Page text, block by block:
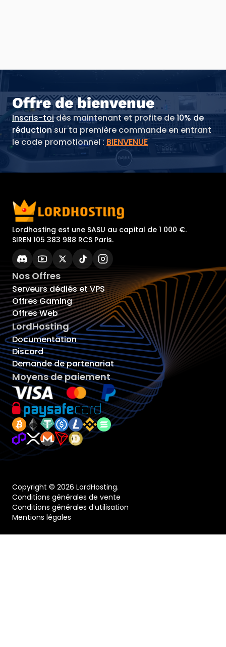
Offre de bienvenue
Inscris-toidès maintenant et profite de10% de
réductionsur ta première commande en entrant
le code promotionnel :BIENVENUE
Nos Offres
Serveurs dédiés et VPS
Offres Gaming
Offres Web
LordHosting
Documentation
Discord
Demande de partenariat
Moyens de paiement
Lordhosting est une SASU au capital de 1 000 €.
SIREN 105 383 988 RCS Paris.
Copyright © 2026 LordHosting.
Conditions générales de vente
Conditions générales d’utilisation
Mentions légales